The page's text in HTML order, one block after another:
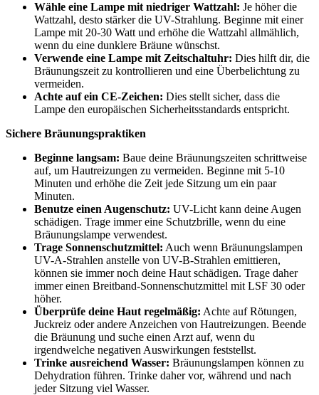
Wähle eine Lampe mit niedriger Wattzahl: Je höher die
Wattzahl, desto stärker die UV-Strahlung. Beginne mit einer
Lampe mit 20-30 Watt und erhöhe die Wattzahl allmählich,
wenn du eine dunklere Bräune wünschst.
Verwende eine Lampe mit Zeitschaltuhr: Dies hilft dir, die
Bräunungszeit zu kontrollieren und eine Überbelichtung zu
vermeiden.
Achte auf ein CE-Zeichen: Dies stellt sicher, dass die
Lampe den europäischen Sicherheitsstandards entspricht.
Sichere Bräunungspraktiken
Beginne langsam: Baue deine Bräunungszeiten schrittweise
auf, um Hautreizungen zu vermeiden. Beginne mit 5-10
Minuten und erhöhe die Zeit jede Sitzung um ein paar
Minuten.
Benutze einen Augenschutz: UV-Licht kann deine Augen
schädigen. Trage immer eine Schutzbrille, wenn du eine
Bräunungslampe verwendest.
Trage Sonnenschutzmittel: Auch wenn Bräunungslampen
UV-A-Strahlen anstelle von UV-B-Strahlen emittieren,
können sie immer noch deine Haut schädigen. Trage daher
immer einen Breitband-Sonnenschutzmittel mit LSF 30 oder
höher.
Überprüfe deine Haut regelmäßig: Achte auf Rötungen,
Juckreiz oder andere Anzeichen von Hautreizungen. Beende
die Bräunung und suche einen Arzt auf, wenn du
irgendwelche negativen Auswirkungen feststellst.
Trinke ausreichend Wasser: Bräunungslampen können zu
Dehydration führen. Trinke daher vor, während und nach
jeder Sitzung viel Wasser.